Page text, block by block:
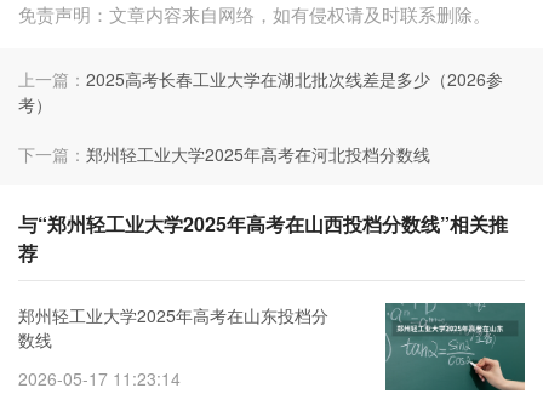
免责声明：文章内容来自网络，如有侵权请及时联系删除。
上一篇： 2025高考长春工业大学在湖北批次线差是多少（2026参
考）
下一篇： 郑州轻工业大学2025年高考在河北投档分数线
与“郑州轻工业大学2025年高考在山西投档分数线”相关推
荐
郑州轻工业大学2025年高考在山东投档分
数线
2026-05-17 11:23:14